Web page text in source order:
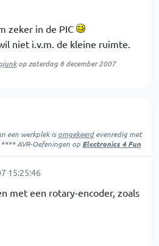
zeker in de PIC
niet i.v.m. de kleine ruimte.
opzaterdag 8 december 2007
een werkplek isomgekeerdevenredig met
AVR-Oefeningen op Electronics 4 Fun
15:25:46
met een rotary-encoder, zoals